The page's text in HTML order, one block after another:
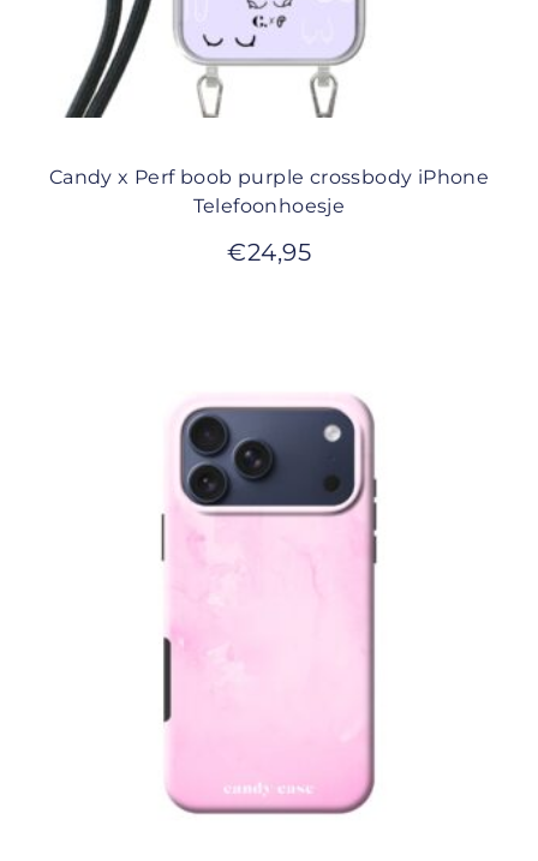
Candy x Perf boob purple crossbody iPhone
Telefoonhoesje
€24,95